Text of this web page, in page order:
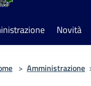
Novità
> Amministrazione